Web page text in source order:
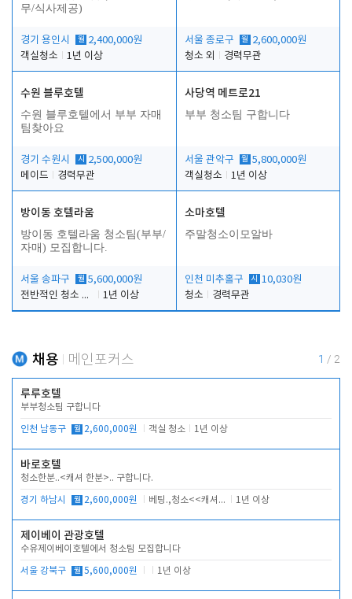
무/식사제공)
경기 용인시 월 2,400,000원
객실청소
1년 이상
서울 종로구 월 2,600,000원
청소 외
경력무관
수원 블루호텔
수원 블루호텔에서 부부 자매
팀찾아요
경기 수원시 시
2,500,000원
메이드
경력무관
사당역 메트로21
부부 청소팀 구합니다
서울 관악구 월 5,800,000원
객실청소
1년 이상
방이동 호텔라움
방이동 호텔라움 청소팀(부부/
자매) 모집합니다.
서울 송파구 월 5,600,000원
전반적인 청소 업무(객실청소.객실정리)
1년 이상
소마호텔
주말청소이모알바
인천 미추홀구 시
10,030원
청소
경력무관
채용 메인포커스 1 / 2
루루호텔
부부청소팀 구합니다
인천 남동구 월 2,600,000원 객실 청소 1년 이상
바로호텔
청소한분..<캐셔 한분>.. 구합니다.
경기 하남시 월 2,600,000원 베팅.,청소<<캐셔 모셔봅니다. 1년 이상
제이베이 관광호텔
수유제이베이호텔에서 청소팀 모집합니다
서울 강북구 월 5,600,000원 1년 이상